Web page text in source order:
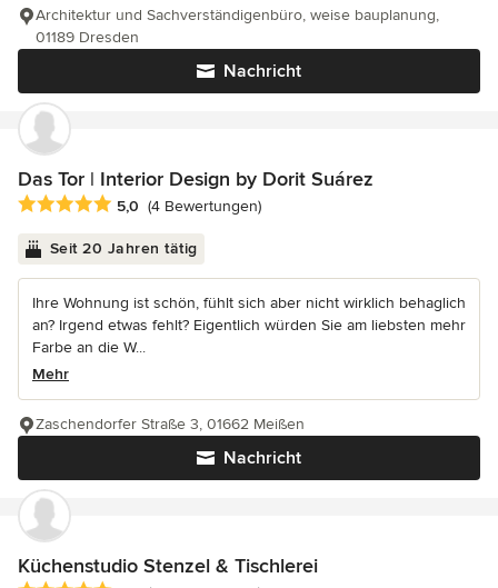
Nachricht
Architektur und Sachverständigenbüro, weise bauplanung,
01189 Dresden
Das Tor | Interior Design by Dorit Suárez
Durchschnittliche Bewertung: 5 von 5 Sternen
5,0 (4 Bewertungen)
Seit 20 Jahren tätig
Ihre Wohnung ist schön, fühlt sich aber nicht wirklich behaglich
an? Irgend etwas fehlt? Eigentlich würden Sie am liebsten mehr
Farbe an die W...
Mehr
Nachricht
Zaschendorfer Straße 3, 01662 Meißen
Küchenstudio Stenzel & Tischlerei